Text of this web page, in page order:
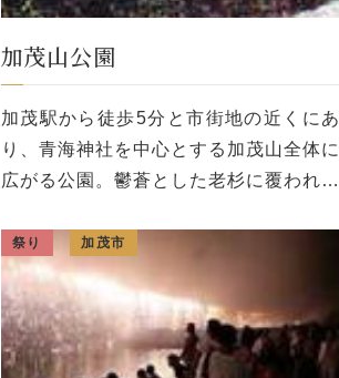
加茂山公園
加茂駅から徒歩5分と市街地の近くにあ
り、青海神社を中心とする加茂山全体に
広がる公園。鬱蒼とした老杉に覆われた
の雪椿の花が咲き乱れ、日本一の雪椿群
生地として知られている。公園内にはそ
の他 […]
祭り 加茂市